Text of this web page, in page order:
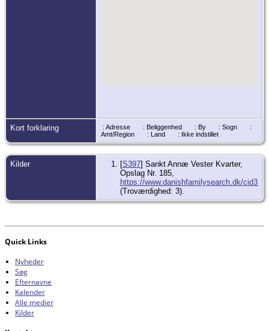
Kort forklaring : Adresse : Beliggenhed : By : Sogn
:
Amt/Region
: Land : Ikke indstillet
Kilder [S397] Sankt Annæ Vester Kvarter,
Opslag Nr. 185,
https://www.danishfamilysearch.dk/
(Troværdighed: 3).
Quick Links
Nyheder
Søg
Efternavne
Kalender
Alle medier
Kilder